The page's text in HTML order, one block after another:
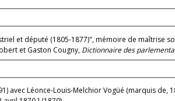
et député (1805-1877)", mémoire de maîtrise
et Gaston Cougny, Dictionnaire des
avec Léonce-Louis-Melchior Vogüé (marquis de,